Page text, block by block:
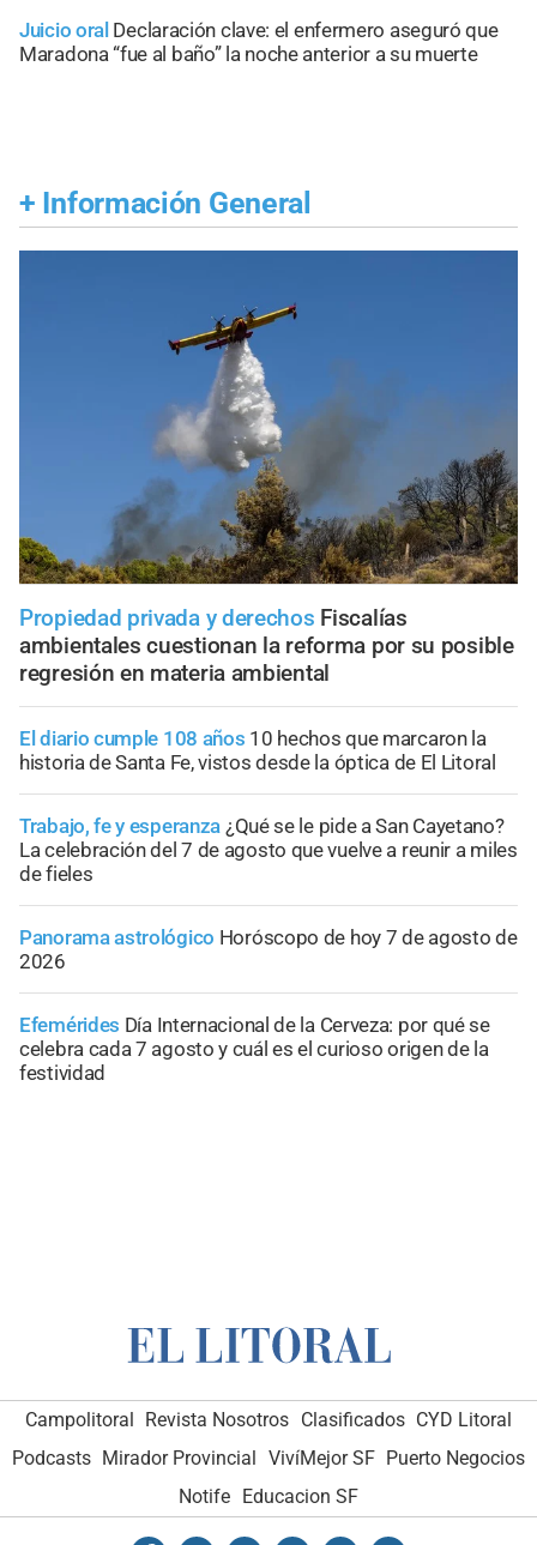
Juicio oral Declaración clave: el enfermero aseguró que
Maradona “fue al baño” la noche anterior a su muerte
+ Información General
Propiedad privada y derechos Fiscalías
ambientales cuestionan la reforma por su posible
regresión en materia ambiental
El diario cumple 108 años 10 hechos que marcaron la
historia de Santa Fe, vistos desde la óptica de El Litoral
Trabajo, fe y esperanza ¿Qué se le pide a San Cayetano?
La celebración del 7 de agosto que vuelve a reunir a miles
de fieles
Panorama astrológico Horóscopo de hoy 7 de agosto de
2026
Efemérides Día Internacional de la Cerveza: por qué se
celebra cada 7 agosto y cuál es el curioso origen de la
festividad
Campolitoral Revista Nosotros Clasificados CYD Litoral
Podcasts Mirador Provincial VivíMejor SF Puerto Negocios
Notife Educacion SF